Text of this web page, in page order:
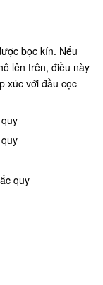
bọc kín. Nếu
lên trên, điều này
xúc với đầu cọc
quy